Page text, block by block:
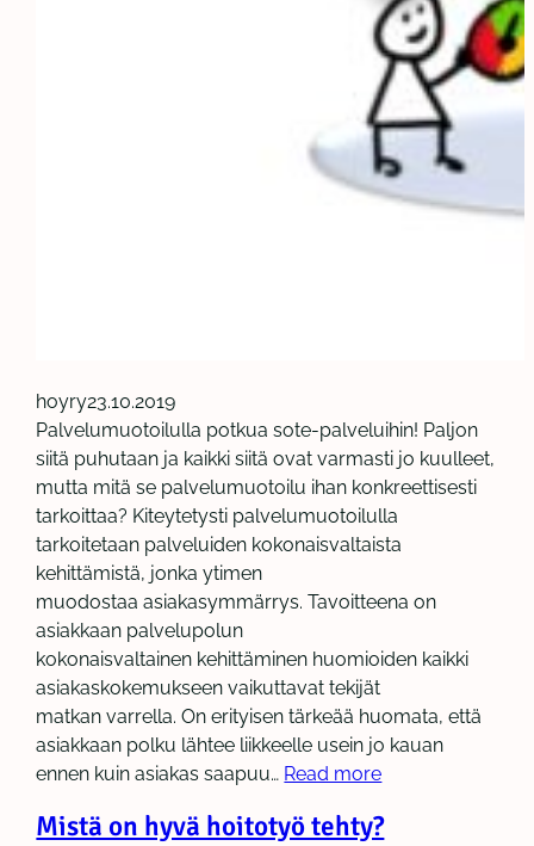
hoyry23.10.2019
Palvelumuotoilulla potkua sote-palveluihin! Paljon
siitä puhutaan ja kaikki siitä ovat varmasti jo kuulleet,
mutta mitä se palvelumuotoilu ihan konkreettisesti
tarkoittaa? Kiteytetysti palvelumuotoilulla
tarkoitetaan palveluiden kokonaisvaltaista
kehittämistä, jonka ytimen
muodostaa asiakasymmärrys. Tavoitteena on
asiakkaan palvelupolun
kokonaisvaltainen kehittäminen huomioiden kaikki
asiakaskokemukseen vaikuttavat tekijät
matkan varrella. On erityisen tärkeää huomata, että
asiakkaan polku lähtee liikkeelle usein jo kauan
ennen kuin asiakas saapuu… Read more
Mistä on hyvä hoitotyö tehty?